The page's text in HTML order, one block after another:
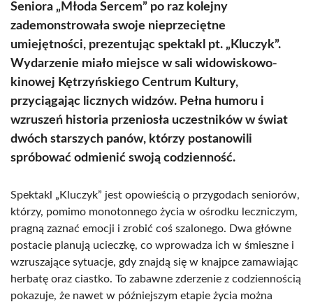
Seniora „Młoda Sercem” po raz kolejny
zademonstrowała swoje nieprzeciętne
umiejętności, prezentując spektakl pt. „Kluczyk”.
Wydarzenie miało miejsce w sali widowiskowo-
kinowej Kętrzyńskiego Centrum Kultury,
przyciągając licznych widzów. Pełna humoru i
wzruszeń historia przeniosła uczestników w świat
dwóch starszych panów, którzy postanowili
spróbować odmienić swoją codzienność.
Spektakl „Kluczyk” jest opowieścią o przygodach seniorów,
którzy, pomimo monotonnego życia w ośrodku leczniczym,
pragną zaznać emocji i zrobić coś szalonego. Dwa główne
postacie planują ucieczkę, co wprowadza ich w śmieszne i
wzruszające sytuacje, gdy znajdą się w knajpce zamawiając
herbatę oraz ciastko. To zabawne zderzenie z codziennością
pokazuje, że nawet w późniejszym etapie życia można